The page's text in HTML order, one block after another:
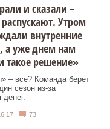
и сказали –
Утром
внутренние
а уже днем нам
такое решение»
– все? Команда берет
сезон из-за
денег.
73